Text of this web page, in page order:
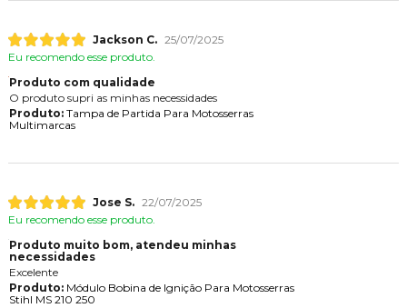
Jackson C. 25/07/2025
Eu recomendo esse produto.
Produto com qualidade
O produto supri as minhas necessidades
Produto:Tampa de Partida Para Motosserras
Multimarcas
Jose S. 22/07/2025
Eu recomendo esse produto.
Produto muito bom, atendeu minhas
necessidades
Excelente
Produto:Módulo Bobina de Ignição Para Motosserras
Stihl MS 210 250